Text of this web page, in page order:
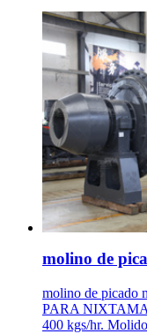
molino de
molino de picado
PARA
400 kgs/hr.